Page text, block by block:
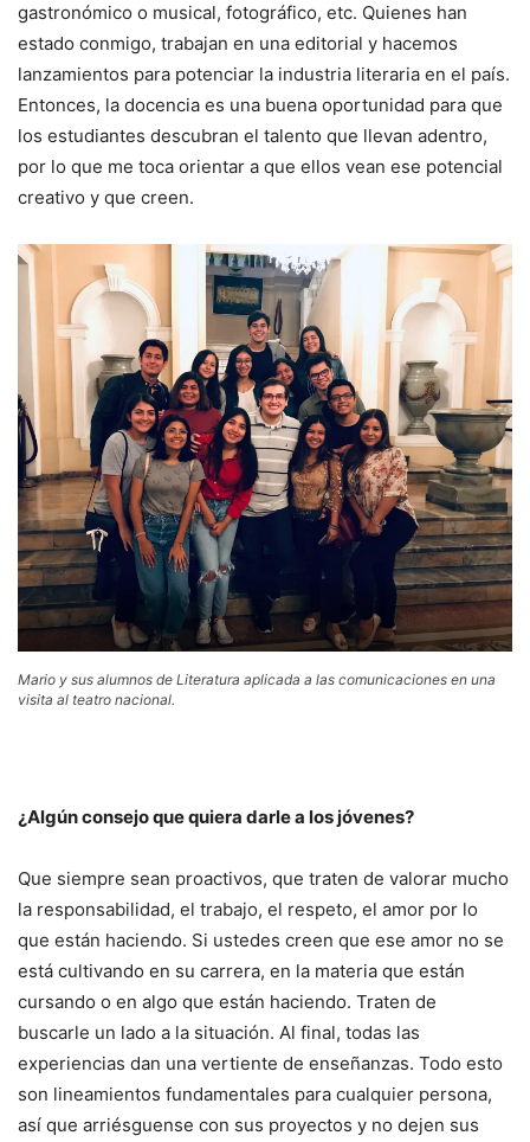
gastronómico o musical, fotográfico, etc. Quienes han
estado conmigo, trabajan en una editorial y hacemos
lanzamientos para potenciar la industria literaria en el país.
Entonces, la docencia es una buena oportunidad para que
los estudiantes descubran el talento que llevan adentro,
por lo que me toca orientar a que ellos vean ese potencial
creativo y que creen.
Mario y sus alumnos de Literatura aplicada a las comunicaciones en una
visita al teatro nacional.
¿Algún consejo que quiera darle a los jóvenes?
Que siempre sean proactivos, que traten de valorar mucho
la responsabilidad, el trabajo, el respeto, el amor por lo
que están haciendo. Si ustedes creen que ese amor no se
está cultivando en su carrera, en la materia que están
cursando o en algo que están haciendo. Traten de
buscarle un lado a la situación. Al final, todas las
experiencias dan una vertiente de enseñanzas. Todo esto
son lineamientos fundamentales para cualquier persona,
así que arriésguense con sus proyectos y no dejen sus